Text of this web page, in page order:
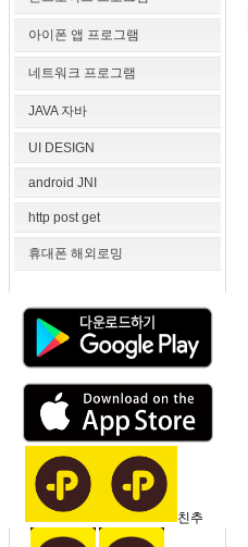
아이폰 앱 프로그램
네트워크 프로그램
JAVA 자바
UI DESIGN
android JNI
http post get
휴대폰 해외로밍
친추